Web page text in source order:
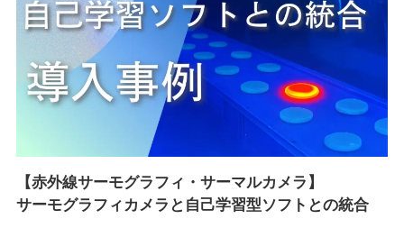
【赤外線サーモグラフィ・サーマルカメラ】
サーモグラフィカメラと自己学習型ソフトとの統合